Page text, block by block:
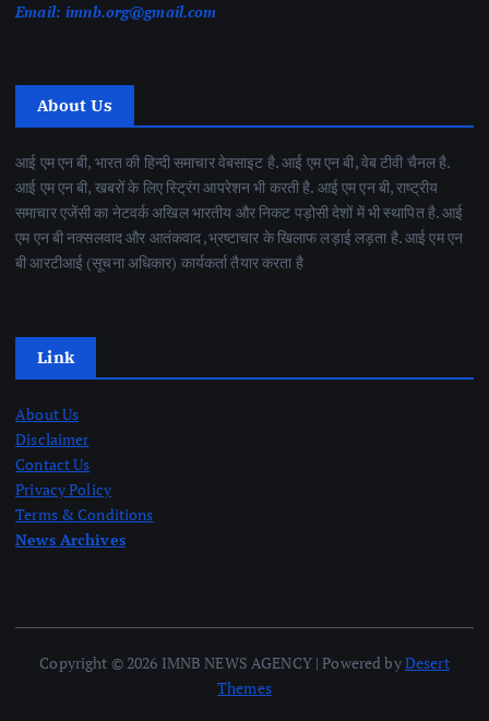
Email: imnb.org@gmail.com
About Us
आई एम एन बी, भारत की हिन्दी समाचार वेबसाइट है. आई एम एन बी, वेब टीवी चैनल है.
आई एम एन बी, खबरों के लिए स्ट्रिंग आपरेशन भी करती है. आई एम एन बी, राष्ट्रीय
समाचार एजेंसी का नेटवर्क अखिल भारतीय और निकट पड़ोसी देशों में भी स्थापित है. आई
एम एन बी नक्सलवाद और आतंकवाद ,भ्रष्टाचार के खिलाफ लड़ाई लड़ता है. आई एम एन
बी आरटीआई (सूचना अधिकार) कार्यकर्ता तैयार करता है
Link
About Us
Disclaimer
Contact Us
Privacy Policy
Terms & Conditions
News Archives
Copyright © 2026 IMNB NEWS AGENCY | Powered byDesert
Themes